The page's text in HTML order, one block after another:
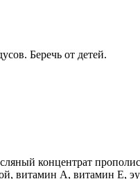
Беречь от детей.
концентрат
витамин А, витамин Е,